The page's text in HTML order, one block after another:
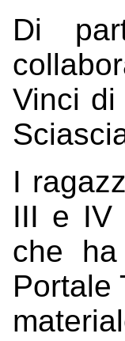
Di
Vinci di
I
III e IV
che ha
Portale